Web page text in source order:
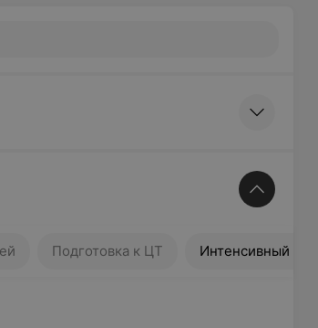
Подготовка к ЦТ Интенсивный
Подготовка к ЦТ